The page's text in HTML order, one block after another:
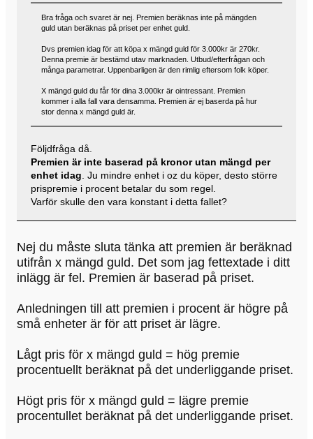
Bra fråga och svaret är nej. Premien beräknas inte på mängden
guld utan beräknas på priset per enhet guld.
Dvs premien idag för att köpa x mängd guld för 3.000kr är 270kr.
Denna premie är bestämd utav marknaden. Utbud/efterfrågan och
många parametrar. Uppenbarligen är den rimlig eftersom folk köper.
X mängd guld du får för dina 3.000kr är ointressant. Premien
kommer i alla fall vara densamma. Premien är ej baserda på hur
stor denna x mängd guld är.
Följdfråga då.
Premien är inte baserad på kronor utan mängd per
enhet idag. Ju mindre enhet i oz du köper, desto större
prispremie i procent betalar du som regel.
Varför skulle den vara konstant i detta fallet?
Nej du måste sluta tänka att premien är beräknad
utifrån x mängd guld. Det som jag fettextade i ditt
inlägg är fel. Premien är baserad på priset.
Anledningen till att premien i procent är högre på
små enheter är för att priset är lägre.
Lågt pris för x mängd guld = hög premie
procentuellt beräknat på det underliggande priset.
Högt pris för x mängd guld = lägre premie
procentullet beräknat på det underliggande priset.